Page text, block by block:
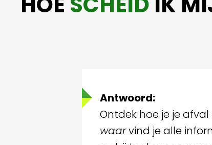
Antwoord:
Ontdek hoe je je
waarvind je alle